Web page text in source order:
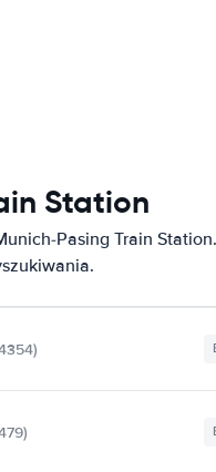
Station
Pasing Train Station.